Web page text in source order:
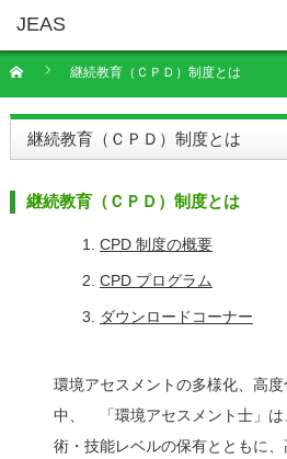
継続教育（ＣＰＤ）制度とは
継続教育（ＣＰＤ）制度とは
継続教育（ＣＰＤ）制度とは
CPD 制度の概要
CPD プログラム
ダウンロードコーナー
環境アセスメントの多様化、高
中、 「環境アセスメント士」は
術・技能レベルの保有とともに